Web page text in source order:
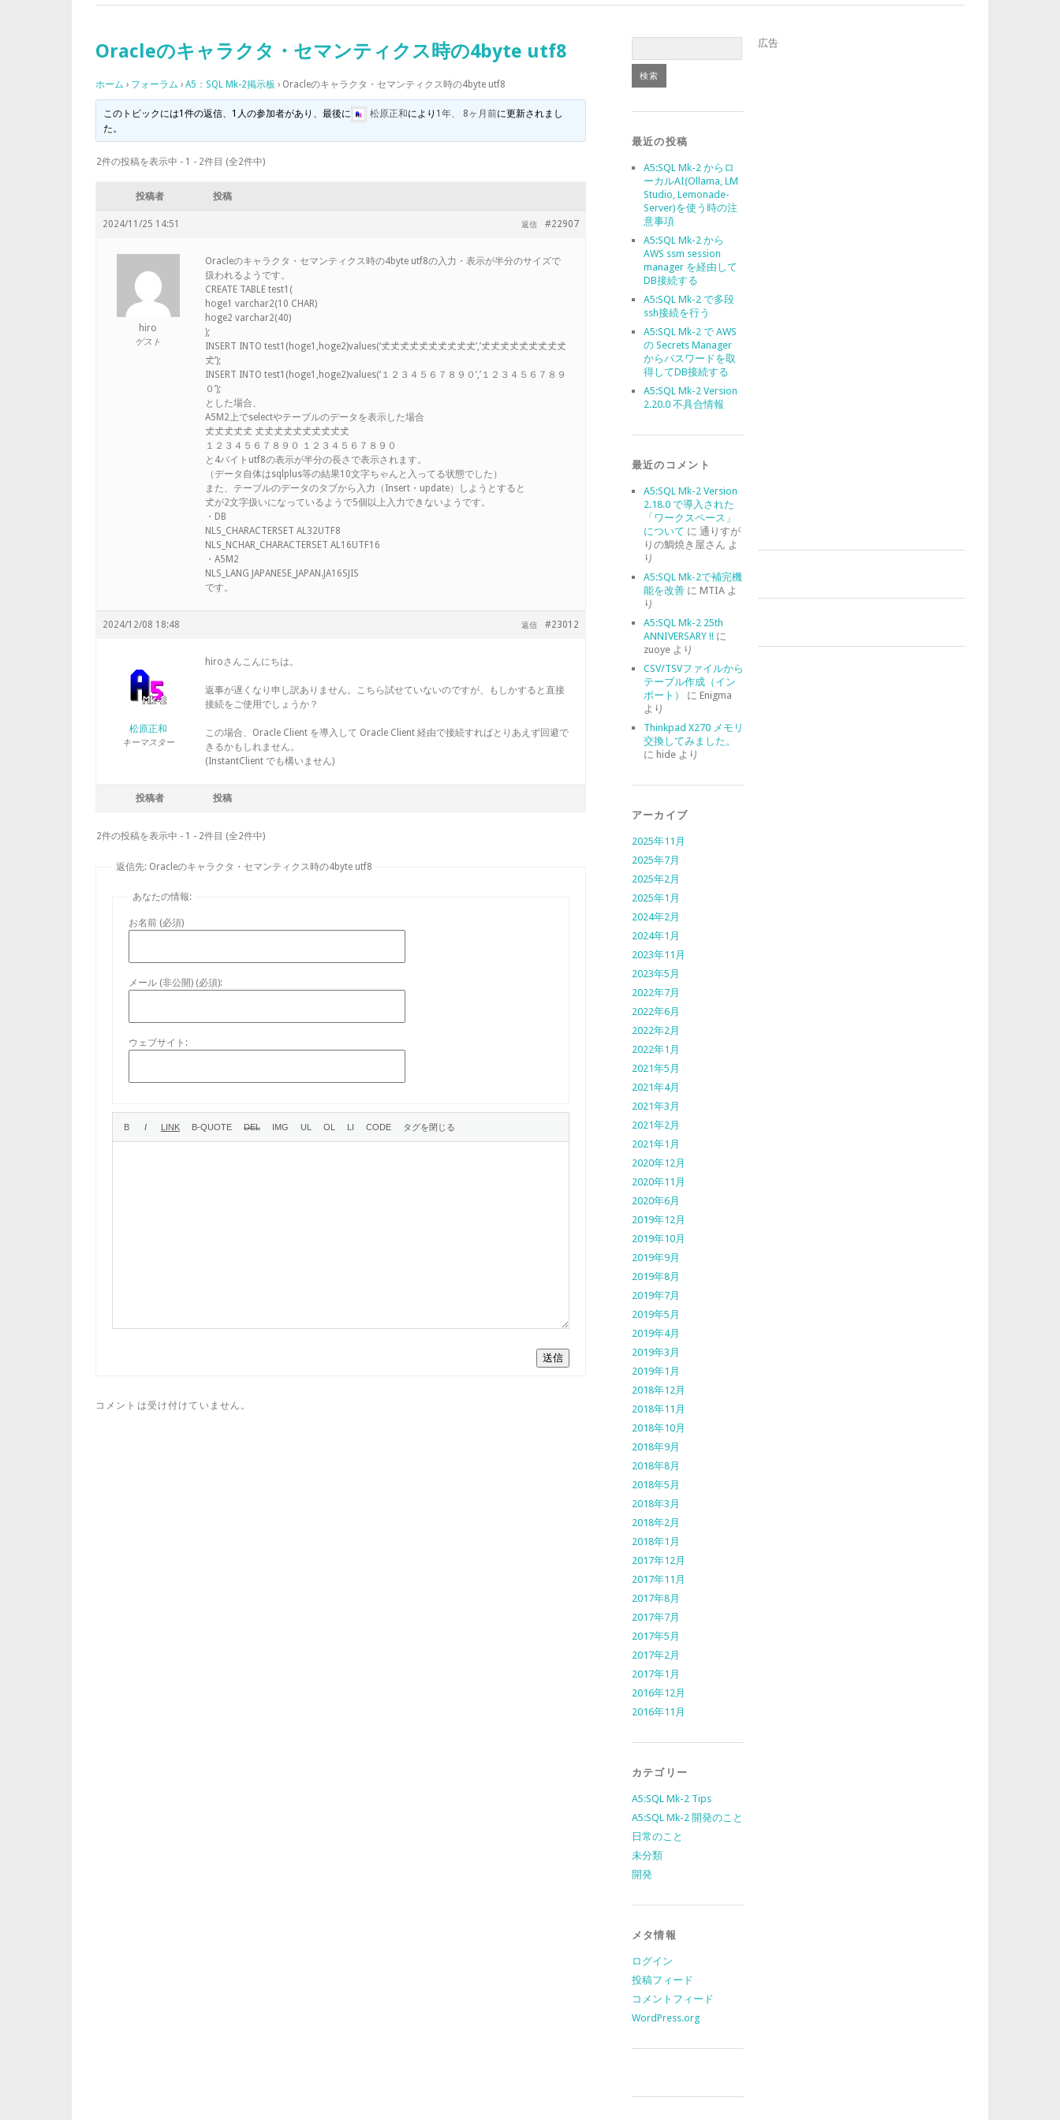
Oracleのキャラクタ・セマンティクス時の4byte utf8
ホーム › フォーラム › A5：SQL Mk-2掲示板 › Oracleのキャラクタ・セマンティクス時の4byte utf8
このトピックには1件の返信、1人の参加者があり、最後に 松原正和により 1年、 8ヶ月前に更新されまし
た。
2件の投稿を表示中 - 1 - 2件目 (全2件中)
投稿者 投稿
2024/11/25 14:51 #22907
返信
hiro
ゲスト
Oracleのキャラクタ・セマンティクス時の4byte utf8の入力・表示が半分のサイズで
扱われるようです。
CREATE TABLE test1(
hoge1 varchar2(10 CHAR)
hoge2 varchar2(40)
);
INSERT INTO test1(hoge1,hoge2)values(‘𠀋𠀋𠀋𠀋𠀋𠀋𠀋𠀋𠀋𠀋’,’𠀋𠀋𠀋𠀋𠀋𠀋𠀋𠀋𠀋
𠀋’);
INSERT INTO test1(hoge1,hoge2)values(‘１２３４５６７８９０’,’１２３４５６７８９
０’);
とした場合、
A5M2上でselectやテーブルのデータを表示した場合
𠀋𠀋𠀋𠀋𠀋 𠀋𠀋𠀋𠀋𠀋𠀋𠀋𠀋𠀋𠀋
１２３４５６７８９０ １２３４５６７８９０
と4バイトutf8の表示が半分の長さで表示されます。
（データ自体はsqlplus等の結果10文字ちゃんと入ってる状態でした）
また、テーブルのデータのタブから入力（Insert・update）しようとすると
𠀋が2文字扱いになっているようで5個以上入力できないようです。
・DB
NLS_CHARACTERSET AL32UTF8
NLS_NCHAR_CHARACTERSET AL16UTF16
・A5M2
NLS_LANG JAPANESE_JAPAN.JA16SJIS
です。
2024/12/08 18:48 #23012
返信
松原正和
キーマスター
hiroさんこんにちは。
返事が遅くなり申し訳ありません。こちら試せていないのですが、もしかすると直接
接続をご使用でしょうか？
この場合、Oracle Client を導入して Oracle Client 経由で接続すればとりあえず回避で
きるかもしれません。
(InstantClient でも構いません)
投稿者 投稿
2件の投稿を表示中 - 1 - 2件目 (全2件中)
返信先: Oracleのキャラクタ・セマンティクス時の4byte utf8
あなたの情報:
お名前 (必須)
メール (非公開) (必須):
ウェブサイト:
送信
コメントは受け付けていません。
最近の投稿
A5:SQL Mk-2 からロ
ーカルAI(Ollama, LM
Studio, Lemonade-
Server)を使う時の注
意事項
A5:SQL Mk-2 から
AWS ssm session
manager を経由して
DB接続する
A5:SQL Mk-2 で多段
ssh接続を行う
A5:SQL Mk-2 で AWS
の Secrets Manager
からパスワードを取
得してDB接続する
A5:SQL Mk-2 Version
2.20.0 不具合情報
最近のコメント
A5:SQL Mk-2 Version
2.18.0 で導入された
「ワークスペース」
について に 通りすが
りの鯛焼き屋さん よ
り
A5:SQL Mk-2で補完機
能を改善に MTIAよ
り
A5:SQL Mk-2 25th
ANNIVERSARY !!に
zuoyeより
CSV/TSVファイルから
テーブル作成（イン
ポート）
に Enigma
より
Thinkpad X270 メモリ
交換してみました。
に hideより
アーカイブ
2025年11月
2025年7月
2025年2月
2025年1月
2024年2月
2024年1月
2023年11月
2023年5月
2022年7月
2022年6月
2022年2月
2022年1月
2021年5月
2021年4月
2021年3月
2021年2月
2021年1月
2020年12月
2020年11月
2020年6月
2019年12月
2019年10月
2019年9月
2019年8月
2019年7月
2019年5月
2019年4月
2019年3月
2019年1月
2018年12月
2018年11月
2018年10月
2018年9月
2018年8月
2018年5月
2018年3月
2018年2月
2018年1月
2017年12月
2017年11月
2017年8月
2017年7月
2017年5月
2017年2月
2017年1月
2016年12月
2016年11月
カテゴリー
A5:SQL Mk-2 Tips
A5:SQL Mk-2 開発のこと
日常のこと
未分類
開発
メタ情報
ログイン
投稿フィード
コメントフィード
WordPress.org
広告